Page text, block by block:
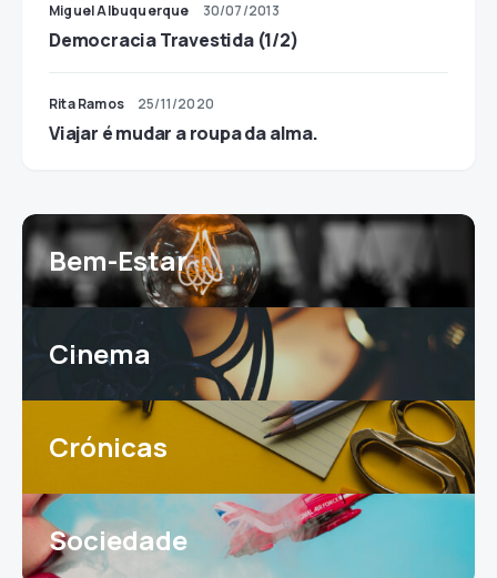
Miguel Albuquerque 30/07/2013
Democracia Travestida (1/2)
Rita Ramos 25/11/2020
Viajar é mudar a roupa da alma.
Bem-Estar
Cinema
Crónicas
Sociedade